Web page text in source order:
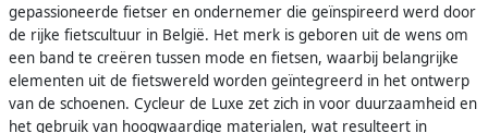
gepassioneerde fietser en ondernemer die geïnspireerd werd door
de rijke fietscultuur in België. Het merk is geboren uit de wens om
een band te creëren tussen mode en fietsen, waarbij belangrijke
elementen uit de fietswereld worden geïntegreerd in het ontwerp
van de schoenen. Cycleur de Luxe zet zich in voor duurzaamheid en
het gebruik van hoogwaardige materialen, wat resulteert in